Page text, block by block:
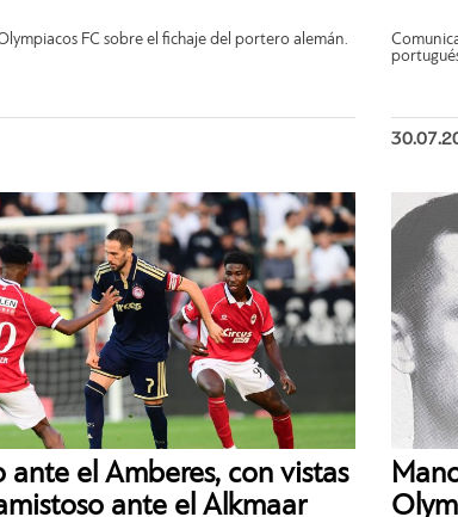
FC sobre el fichaje del portero alemán.
ante el Amberes, con vistas
ante el Alkmaar